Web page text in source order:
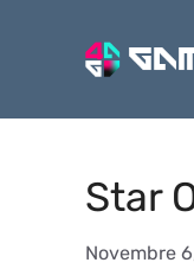
Star
Novembre